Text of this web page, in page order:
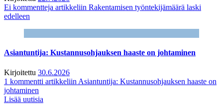
Ei kommentteja artikkeliin Rakentamisen työntekijämäärä laski
edelleen
Asiantuntija: Kustannusohjauksen haaste on johtaminen
Kirjoitettu 30.6.2026
1 kommentti artikkeliin Asiantuntija: Kustannusohjauksen haaste on
johtaminen
Lisää uutisia